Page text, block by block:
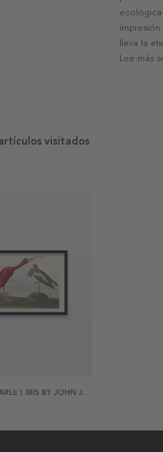
ecológica
lleva la
Lee más
visitados
POSTER SCARLET IBIS BY JOHN JAMES AUDUBON